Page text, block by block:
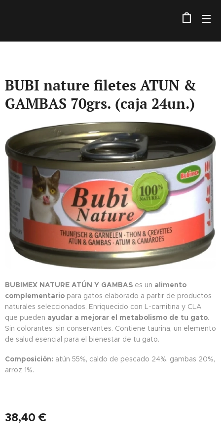
BUBI nature filetes ATUN &
GAMBAS 70grs. (caja 24un.)
BUBIMEX NATURE ATÚN Y GAMBAS es un alimento
complementario para gatos elaborado a partir de productos
naturales seleccionados. Enriquecido con L-carnitina y CLA
que pueden ayudar a mejorar el metabolismo de tu gato.
Sin colorantes, sin conservantes. Contiene taurina, un elemento
de salud esencial para el bienestar de tu gato.
Composición: atún 55%, caldo de pescado 24%, gambas 20%,
arroz 1%.
38,40 €